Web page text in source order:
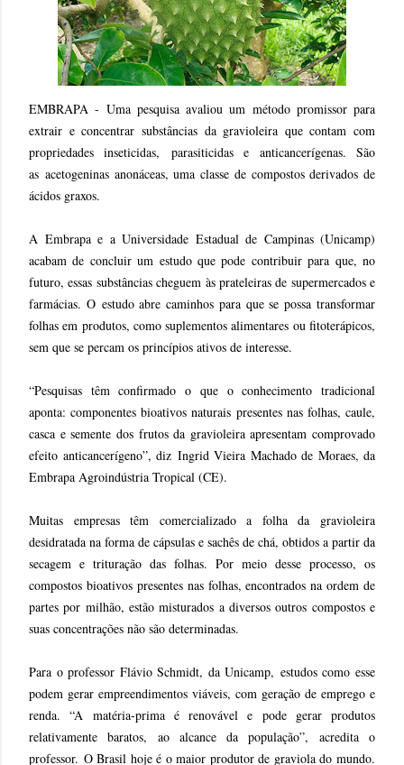
EMBRAPA - Uma pesquisa avaliou um método promissor para
extrair e concentrar substâncias da gravioleira que contam com
propriedades inseticidas, parasiticidas e anticancerígenas. São
as acetogeninas anonáceas, uma classe de compostos derivados de
ácidos graxos.
A Embrapa e a Universidade Estadual de Campinas (Unicamp)
acabam de concluir um estudo que pode contribuir para que, no
futuro, essas substâncias cheguem às prateleiras de supermercados e
farmácias. Oestudo abre caminhos para que se possa transformar
folhas em produtos, como suplementos alimentares ou fitoterápicos,
sem que se percam os princípios ativos de interesse.
“Pesquisas têm confirmado o que o conhecimento tradicional
aponta: componentes bioativos naturais presentes nas folhas, caule,
casca e semente dos frutos da gravioleira apresentam comprovado
efeito anticancerígeno”, diz Ingrid Vieira Machado de Moraes, da
Embrapa Agroindústria Tropical (CE).
Muitas empresas têm comercializado a folha da gravioleira
desidratada na forma de cápsulas e sachês de chá, obtidos a partir da
secagem e trituração das folhas. Por meio desse processo, os
compostos bioativos presentes nas folhas, encontrados na ordem de
partes por milhão, estão misturados a diversos outros compostos e
suas concentrações não são determinadas.
Para o professor Flávio Schmidt, da Unicamp, estudos como esse
podem gerar empreendimentos viáveis, com geração de emprego e
renda. “A matéria-prima é renovável e pode gerar produtos
relativamente baratos, ao alcance da população”, acredita o
professor. O Brasil hoje é o maior produtor de graviola do mundo.